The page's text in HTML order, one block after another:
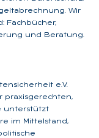
Wir
Fachbücher,
und Beratung.
e.V.
praxisgerechten,
unterstützt
im Mittelstand,